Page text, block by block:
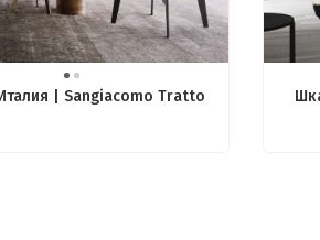
| Sangiacomo Tratto